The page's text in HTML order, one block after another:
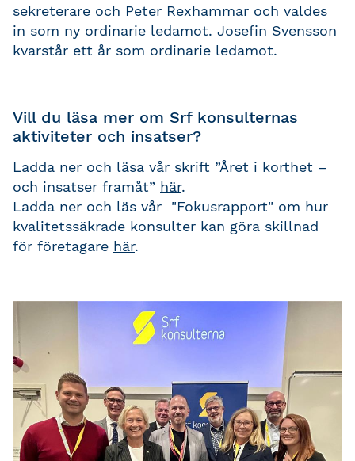
sekreterare och Peter Rexhammar och valdes
in som ny ordinarie ledamot. Josefin Svensson
kvarstår ett år som ordinarie ledamot.
Vill du läsa mer om Srf konsulternas
aktiviteter och insatser?
Ladda ner och läsa vår skrift ”Året i korthet –
och insatser framåt” här.
Ladda ner och läs vår "Fokusrapport" om hur
kvalitetssäkrade konsulter kan göra skillnad
för företagare här.